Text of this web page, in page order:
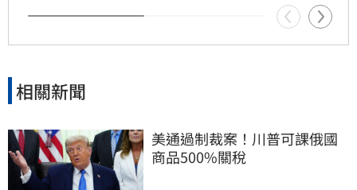
相關新聞
美通過制裁案！川普可課俄國
商品500%關稅